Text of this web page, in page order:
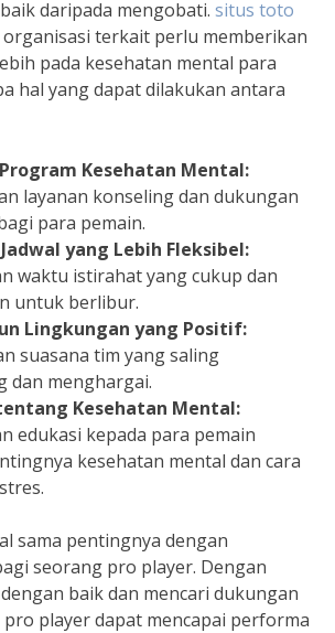
daripada mengobati. situs toto
terkait perlu memberikan
pada kesehatan mental para
hal yang dapat dilakukan antara
Kesehatan Mental:
layanan konseling dan dukungan
para pemain.
yang Lebih Fleksibel:
waktu istirahat yang cukup dan
untuk berlibur.
Lingkungan yang Positif:
suasana tim yang saling
dan menghargai.
Kesehatan Mental:
edukasi kepada para pemain
kesehatan mental dan cara
sama pentingnya dengan
seorang pro player. Dengan
baik dan mencari dukungan
player dapat mencapai performa